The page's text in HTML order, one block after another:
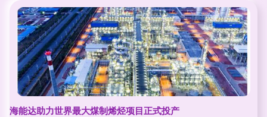
海能达助力世界最大煤制烯烃项目正式投产